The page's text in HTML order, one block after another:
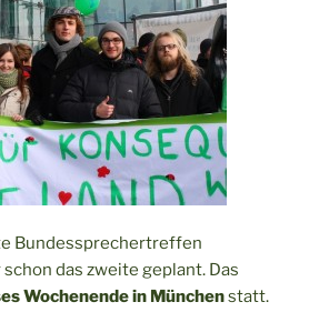
Bundessprechertreffen
das zweite geplant. Das
Wochenende in Münchenstatt.